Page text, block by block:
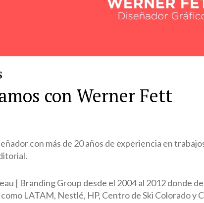
con Werner Fett
con más de 20 años de experiencia en
| Branding Group desde el 2004 al 2012 donde
LATAM, Nestlé, HP, Centro de Ski Colorado y